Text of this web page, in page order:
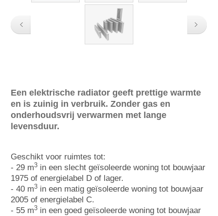
Een elektrische radiator geeft prettige warmte
en is zuinig in verbruik. Zonder gas en
onderhoudsvrij verwarmen met lange
levensduur.
Geschikt voor ruimtes tot:
- 29 m3 in een slecht geïsoleerde woning tot bouwjaar
1975 of energielabel D of lager.
- 40 m3 in een matig geïsoleerde woning tot bouwjaar
2005 of energielabel C.
- 55 m3 in een goed geïsoleerde woning tot bouwjaar